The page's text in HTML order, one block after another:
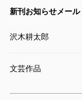
新刊お知らせメール
沢木耕太郎
文芸作品